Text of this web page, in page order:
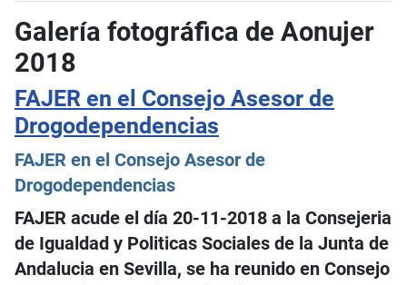
Galería fotográfica de Aonujer
2018
FAJER en el Consejo Asesor de
Drogodependencias
FAJER en el Consejo Asesor de
Drogodependencias
FAJER acude el día 20-11-2018 a la Consejeria
de Igualdad y Politicas Sociales de la Junta de
Andalucia en Sevilla, se ha reunido en Consejo